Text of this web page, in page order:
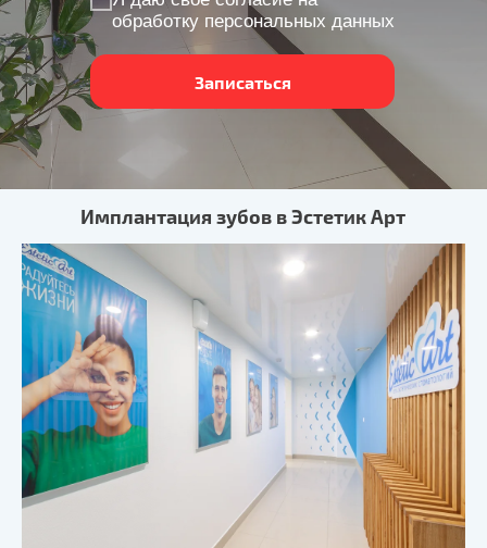
обработку персональных данных
Записаться
Имплантация зубов в Эстетик Арт